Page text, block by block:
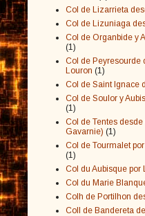
Col de Lizarrieta
Col de Lizuniaga
Col de Organbide y
(1)
Col de Peyresourde
Louron (1)
Col de Saint Ignace
Col de Soulor y
(1)
Col de Tentes
Gavarnie) (1)
Col de Tourmalet
(1)
Col du Aubisque por
Col du Marie
Colh de Portilhon
Coll de Bandereta